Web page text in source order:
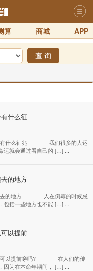
算 商城 APP
查 询
什么征
有什么征兆 我们很多的人运
运就会通过看自己的 […] ...
的地方
去的地方 人在倒霉的时候忌
包括一些地方也不能 […] ...
以提前
可以提前穿吗? 在人们的传
因为在本命年期间， […] ...